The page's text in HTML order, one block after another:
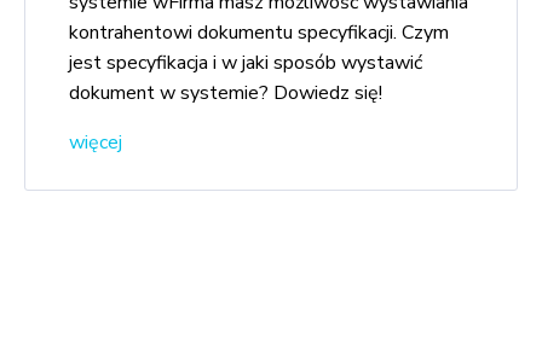
kontrahentowi dokumentu specyfikacji. Czym
jest specyfikacja i w jaki sposób wystawić
dokument w systemie? Dowiedz się!
więcej